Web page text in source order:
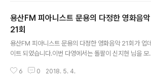
다.댓글과 좋아요는 커다란 힘이 됩니다 :) 팟티: https://w
ww.podty.me/episode/14229932팟빵: http://ww
w.podbbang.com/ch/7604?e=22626565
용산FM 피아니스트 문용의 다정한 영화음악
21회
용산FM 피아니스트 문용의 다정한 영화음악 21회가 업데
이트 되었습니다.이번 다영에서는 돌팔이 신지현 님을 모
다정한 영화음악 21회 녹음은 문타라스튜디오에서 이뤄졌
6 0 2018. 5. 4.